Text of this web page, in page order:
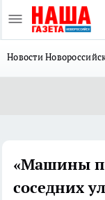
Новости
«Машины
соседних